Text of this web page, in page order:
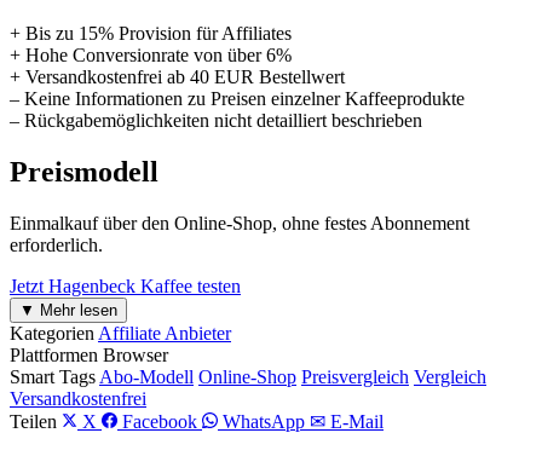
+ Bis zu 15% Provision für Affiliates
+ Hohe Conversionrate von über 6%
+ Versandkostenfrei ab 40 EUR Bestellwert
– Keine Informationen zu Preisen einzelner Kaffeeprodukte
– Rückgabemöglichkeiten nicht detailliert beschrieben
Preismodell
Einmalkauf über den Online-Shop, ohne festes Abonnement
erforderlich.
Jetzt Hagenbeck Kaffee testen
▼ Mehr lesen
Kategorien Affiliate Anbieter
Plattformen Browser
Smart Tags Abo-Modell Online-Shop Preisvergleich Vergleich
Versandkostenfrei
Teilen
X Facebook WhatsApp ✉ E-Mail